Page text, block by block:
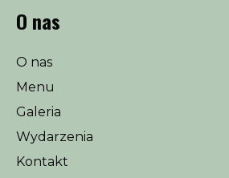
O nas
O nas
Menu
Galeria
Wydarzenia
Kontakt